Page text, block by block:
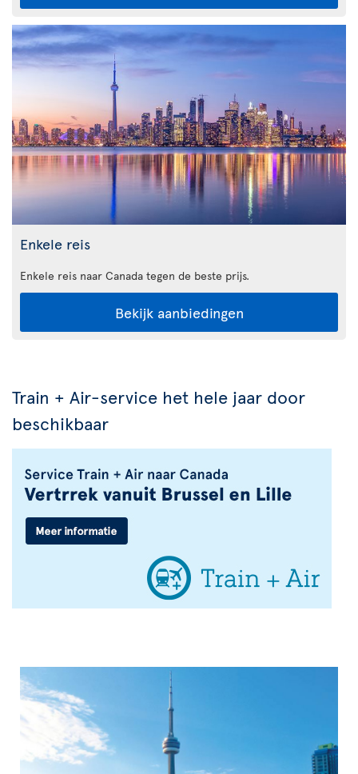
Enkele reis
Enkele reis naar Canada tegen de beste prijs.
Bekijk aanbiedingen
Train + Air-service het hele jaar door
beschikbaar